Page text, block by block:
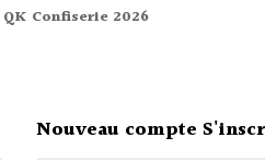
QK Confiserie 2026
Nouveau compte